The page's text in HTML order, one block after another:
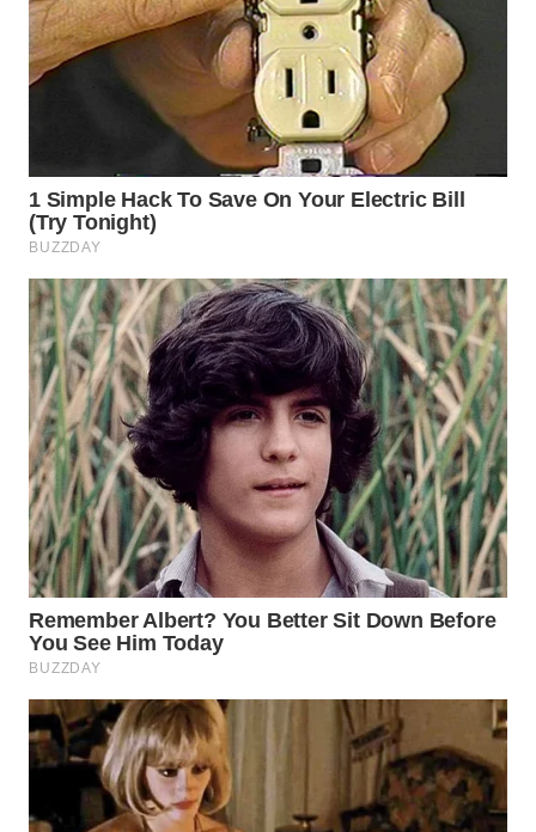
WN
TANGERANG
WN
CIREBON
WN
INDRAMAYU
WN
KUNINGAN
WN
MAJALENGKA
WN
SUBANG
WN
SUKABUMI
WN
PURWAKARTA